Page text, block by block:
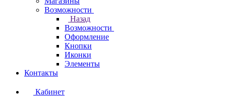
Возможности
Назад
Возможности
Оформление
Кнопки
Иконки
Элементы
Контакты
Кабинет